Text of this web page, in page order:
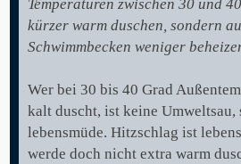
Temperaturen zwischen 30 und
kürzer warm duschen, sondern
Schwimmbecken weniger
Wer bei 30 bis 40 Grad
kalt duscht, ist keine Umweltsau,
lebensmüde. Hitzschlag ist
werde doch nicht extra warm